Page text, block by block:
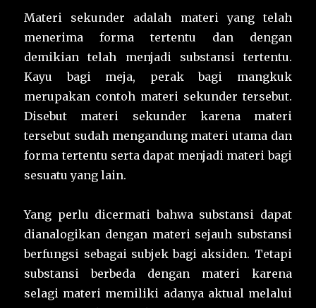
Materi sekunder adalah materi yang telah
menerima forma tertentu dan dengan
demikian telah menjadi substansi tertentu.
Kayu bagi meja, perak bagi mangkuk
merupakan contoh materi sekunder tersebut.
Disebut materi sekunder karena materi
tersebut sudah mengandung materi utama dan
forma tertentu serta dapat menjadi materi bagi
sesuatu yang lain.
Yang perlu dicermati bahwa substansi dapat
dianalogikan dengan materi sejauh substansi
berfungsi sebagai subjek bagi aksiden. Tetapi
substansi berbeda dengan materi karena
selagi materi memiliki adanya aktual melalui